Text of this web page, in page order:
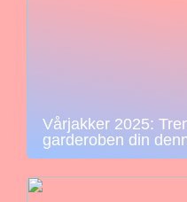
Vårjakker 2025:
garderoben din